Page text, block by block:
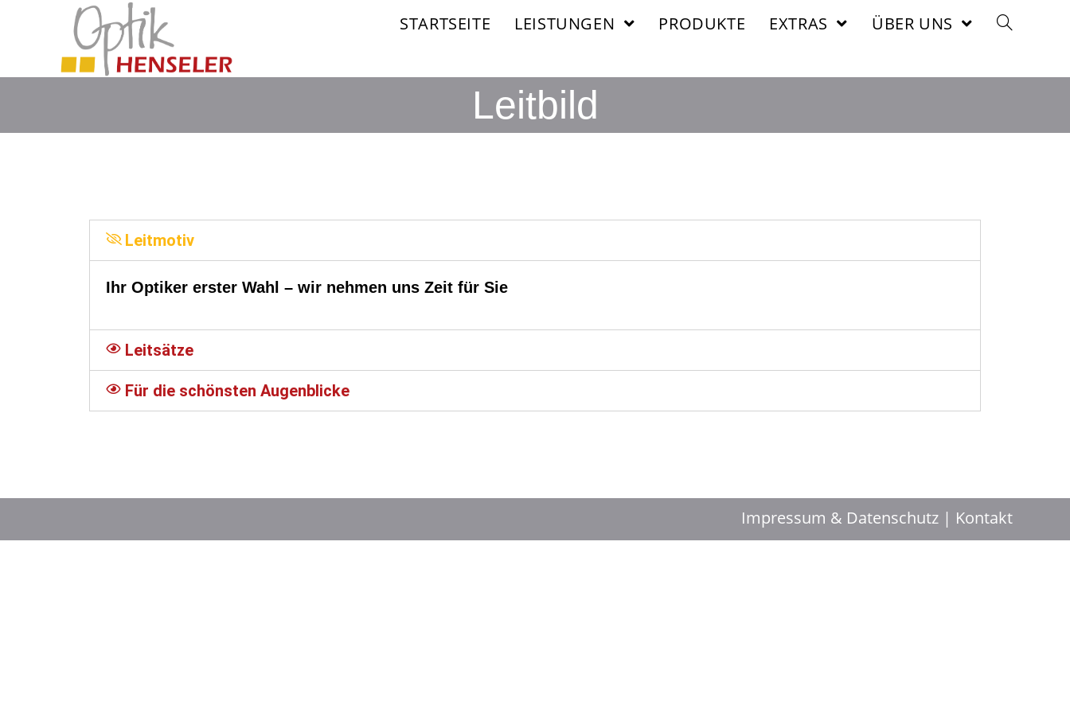
STARTSEITE LEISTUNGEN PRODUKTE EXTRAS ÜBER UNS
Leitbild
Leitmotiv
Ihr Optiker erster Wahl – wir nehmen uns Zeit für Sie
Leitsätze
Für die schönsten Augenblicke
Impressum & Datenschutz Kontakt